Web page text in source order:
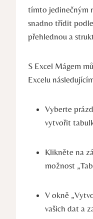
tímto jedinečným
snadno třídit
přehlednou a
S Excel Mágem
Excelu
Vyberte
vytvořit
Klikněte na
možnost
V okně
vašich dat a